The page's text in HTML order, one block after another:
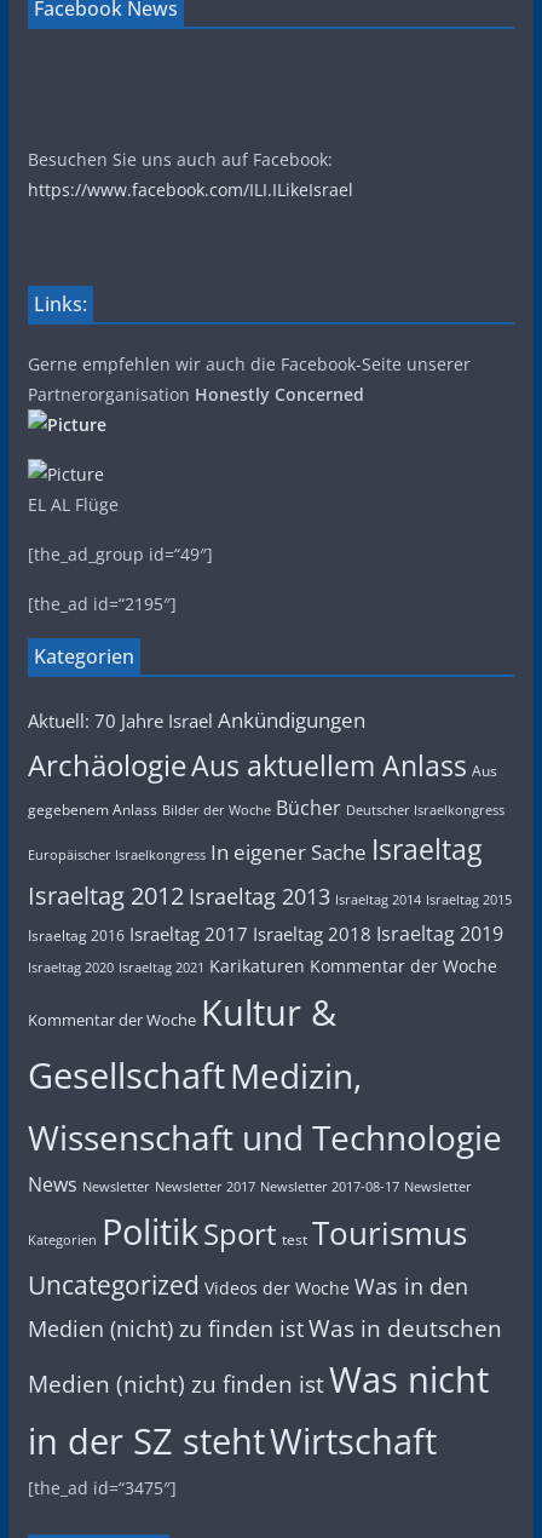
Facebook News
Besuchen Sie uns auch auf Facebook:
https://www.facebook.com/ILI.ILikeIsrael
Links:
Gerne empfehlen wir auch die Facebook-Seite unserer
Partnerorganisation Honestly Concerned
EL AL Flüge
[the_ad_group id=“49″]
[the_ad id=“2195″]
Kategorien
Aktuell: 70 Jahre Israel Ankündigungen
ArchäologieAus aktuellem Anlass Aus
gegebenem Anlass Bilder der Woche Bücher Deutscher Israelkongress
Europäischer Israelkongress In eigener Sache Israeltag
Israeltag 2012 Israeltag 2013 Israeltag 2014 Israeltag 2015
Israeltag 2016 Israeltag 2017 Israeltag 2018 Israeltag 2019
Israeltag 2020 Israeltag 2021 Karikaturen Kommentar der Woche
Kommentar der Woche Kultur &
GesellschaftMedizin,
Wissenschaft und Technologie
News Newsletter Newsletter 2017 Newsletter 2017-08-17 Newsletter
Kategorien PolitikSport test Tourismus
Uncategorized Videos der Woche Was in den
Medien (nicht) zu finden istWas in deutschen
Medien (nicht) zu finden istWas nicht
in der SZ stehtWirtschaft
[the_ad id=“3475″]